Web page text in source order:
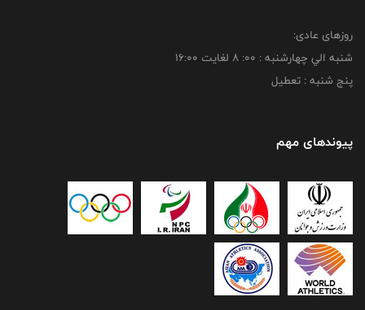
روزهای عادی:
شنبه الي چهارشنبه : 00: 8 لغايت 16:00
پنج شنبه : تعطیل
پیوندهای مهم